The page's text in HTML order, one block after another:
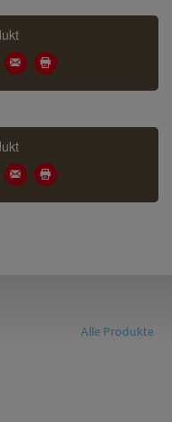
Alle Produkte